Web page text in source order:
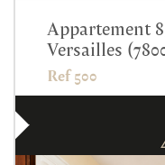
Appartement
Versailles
Ref 500